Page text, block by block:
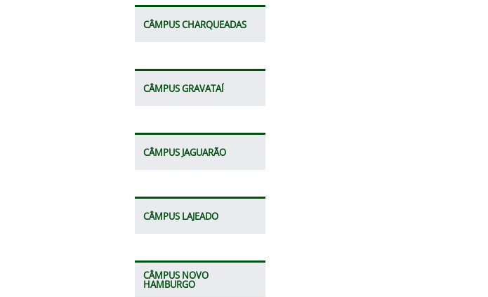
CÂMPUS CHARQUEADAS
CÂMPUS GRAVATAÍ
CÂMPUS JAGUARÃO
CÂMPUS LAJEADO
CÂMPUS NOVO
HAMBURGO